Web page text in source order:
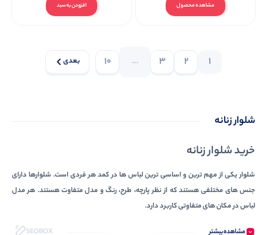
مشاهده محصول افزودن به سبد
1
2
3
…
10 بعدی
شلوار زنانه
خرید شلوار زنانه
شلوار یکی از مهم ترین و اساسی ترین لباس ها در کمد هر فردی است. شلوارها دارای
جنس های مختلفی هستند که از نظر پارچه، طرح، رنگ و مدل متفاوت هستند. هر مدل
لباس در مکان های متفاوتی کاربرد دارد.
انواع شلوار زنانه
مشاهده‌بیشتر SEOBOX